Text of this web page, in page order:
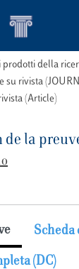
prodotti della
su rivista
(Article)
de la
Scheda
(DC)